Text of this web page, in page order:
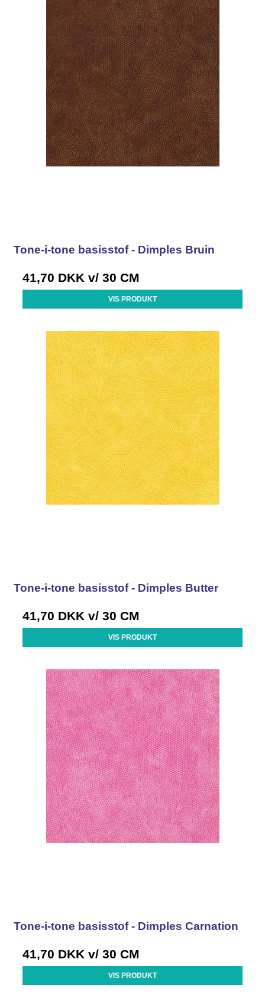
Tone-i-tone basisstof - Dimples Bruin
41,70 DKK v/ 30 CM
VIS PRODUKT
Tone-i-tone basisstof - Dimples Butter
41,70 DKK v/ 30 CM
VIS PRODUKT
Tone-i-tone basisstof - Dimples Carnation
41,70 DKK v/ 30 CM
VIS PRODUKT